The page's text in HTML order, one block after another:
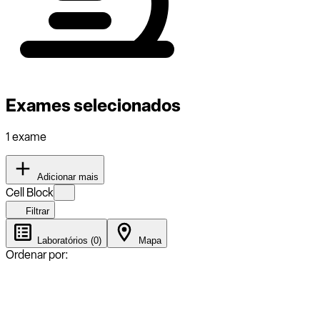
Exames selecionados
1 exame
Adicionar mais
Cell Block
Filtrar
Laboratórios (0) Mapa
Ordenar por: